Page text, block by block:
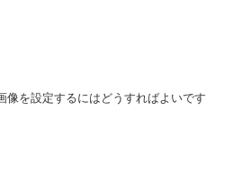
像を設定するにはどうすればよいです